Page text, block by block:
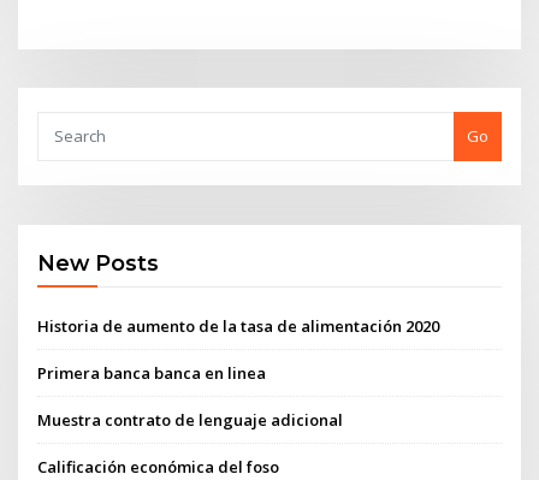
Go
New Posts
Historia de aumento de la tasa de alimentación 2020
Primera banca banca en linea
Muestra contrato de lenguaje adicional
Calificación económica del foso